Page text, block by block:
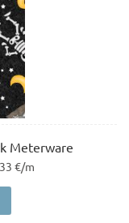
Meterware
€/m